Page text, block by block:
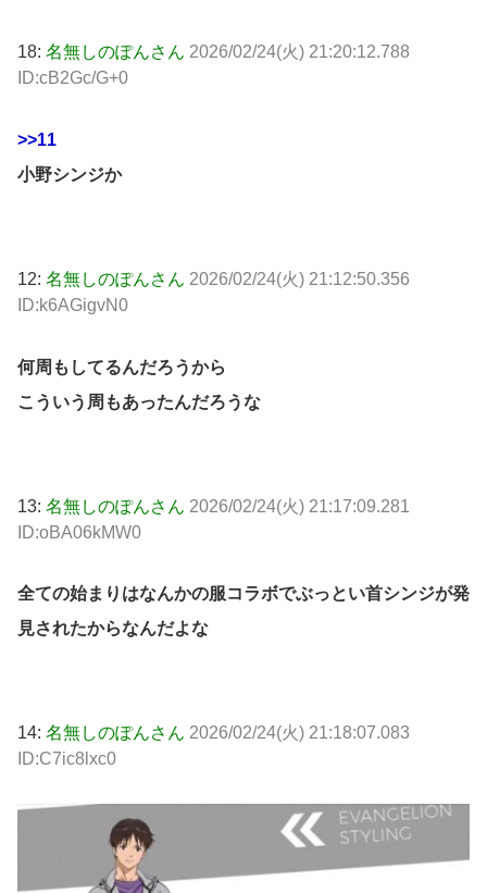
18: 名無しのぽんさん 2026/02/24(火) 21:20:12.788
ID:cB2Gc/G+0
>>11
小野シンジか
12: 名無しのぽんさん 2026/02/24(火) 21:12:50.356
ID:k6AGigvN0
何周もしてるんだろうから
こういう周もあったんだろうな
13: 名無しのぽんさん 2026/02/24(火) 21:17:09.281
ID:oBA06kMW0
全ての始まりはなんかの服コラボでぶっとい首シンジが発
見されたからなんだよな
14: 名無しのぽんさん 2026/02/24(火) 21:18:07.083
ID:C7ic8lxc0